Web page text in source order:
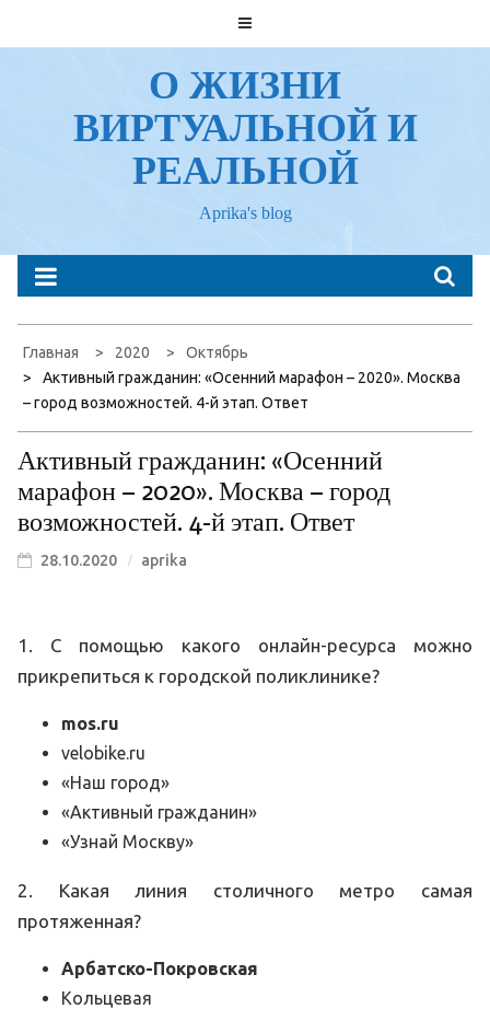
к
О ЖИЗНИ
ВИРТУАЛЬНОЙ И
РЕАЛЬНОЙ
Aprika's blog
Главная 2020
Октябрь
Активный гражданин: «Осенний марафон – 2020». Москва
– город возможностей. 4-й этап. Ответ
Активный гражданин: «Осенний
марафон – 2020». Москва – город
возможностей. 4-й этап. Ответ
28.10.2020 aprika
1. С помощью какого онлайн-ресурса можно
прикрепиться к городской поликлинике?
mos.ru
velobike.ru
«Наш город»
«Активный гражданин»
«Узнай Москву»
2. Какая линия столичного метро самая
протяженная?
Арбатско-Покровская
Кольцевая